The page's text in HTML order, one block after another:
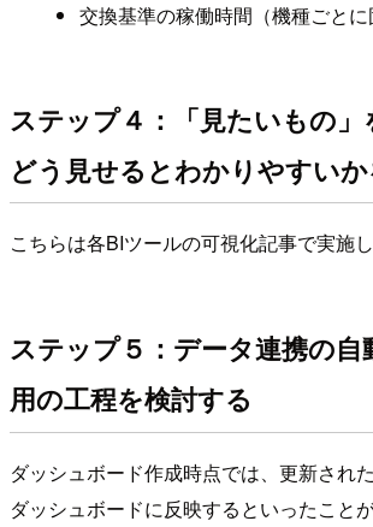
交換基準の稼働時間（機種ごとに
ステップ４：「見たいもの
どう見せるとわかりやすい
こちらは各BIツールの可視化記事で実施し
ステップ５：データ連携の自
用の工程を検討する
ダッシュボード作成時点では、更新され
ダッシュボードに反映するといったことが